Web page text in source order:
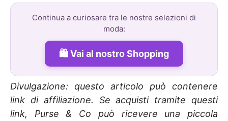
Continua a curiosare tra le nostre selezioni di
moda:
Vai al nostro Shopping
Divulgazione: questo articolo può contenere
link di affiliazione. Se acquisti tramite questi
link, Purse & Co può ricevere una piccola